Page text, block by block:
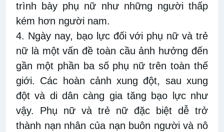
trình bày phụ nữ như những người thấp
kém hơn người nam.
4. Ngày nay, bạo lực đối với phụ nữ và trẻ
nữ là một vấn đề toàn cầu ảnh hưởng đến
gần một phần ba số phụ nữ trên toàn thế
giới. Các hoàn cảnh xung đột, sau xung
đột và di dân càng gia tăng bạo lực như
vậy. Phụ nữ và trẻ nữ đặc biệt dễ trở
thành nạn nhân của nạn buôn người và nô